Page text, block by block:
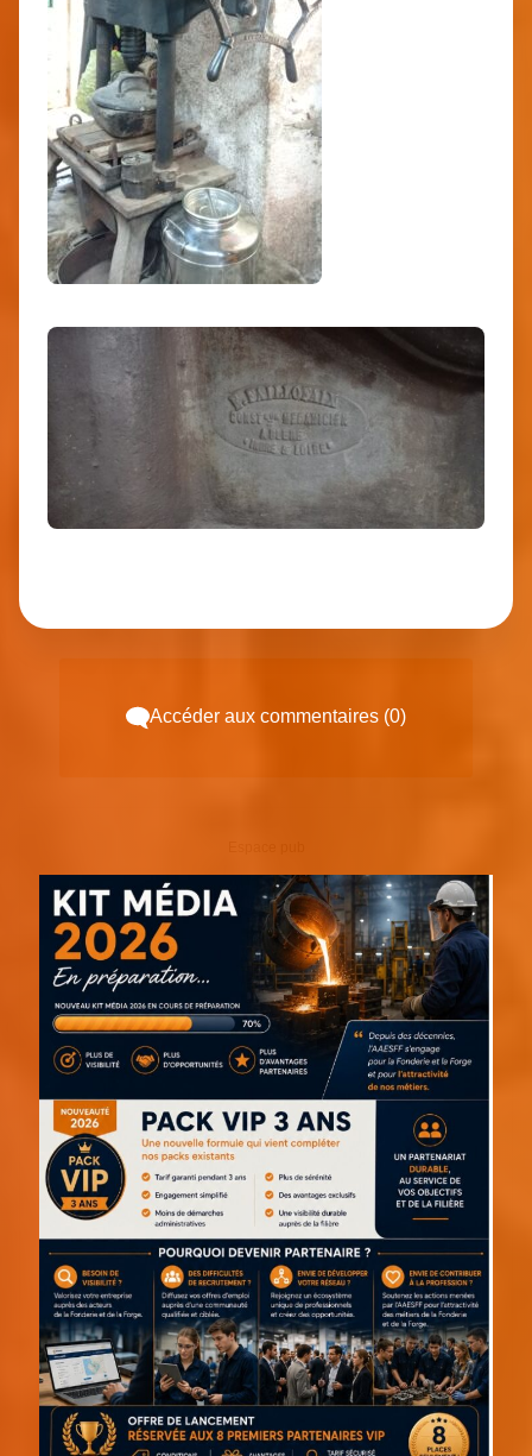
Accéder aux commentaires (0)